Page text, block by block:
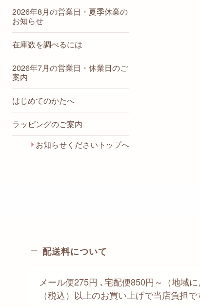
ハンドメイドりふれ / ピアノ
ペダルカバー
フルールドポム / 楽器のプリ
ザーブドフラワー
こっちゃんのりぼん / 楽器の
クリアキーホルダー
Atelier youmou / 楽器の羊毛フ
ェルト刺繍
トーンデコレーション
Hinako / 音楽のイラスト・グ
ッズ
Canary Opera/ 動物のアート
プリント
2026年8月の営業日・夏季休業の
お知らせ
在庫数を調べるには
2026年7月の営業日・休業日のご
案内
はじめてのかたへ
ラッピングのご案内
お知らせくださいトップへ
配送料について
メール便275円 ､宅配便850円～（地域
（税込）以上のお買い上げで当店負担で